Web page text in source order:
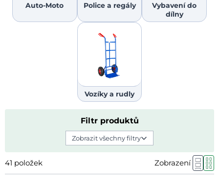
Auto-Moto Police a regály
Vybavení do
dílny
Vozíky a rudly
Filtr produktů
Zobrazit všechny filtry
41 položek Zobrazení